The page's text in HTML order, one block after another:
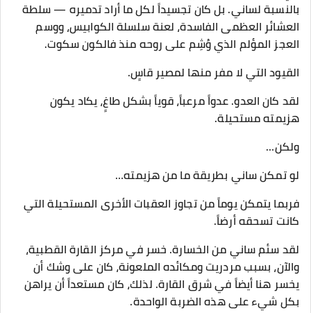
بالنسبة لساني. بل كان تجسيداً لكل ما أراد تدميره — سلطة
العشائر العظمى الفاسدة، لعنة سلسلة الكوابيس، ووسم
العجز المؤلم الذي وُشِم على روحه منذ فالكون سكوت.
القيود التي لا مفر منها لمصير قاسٍ.
لقد كان العدو. عدواً مرعباً، قوياً بشكل طاغٍ، يكاد يكون
هزيمته مستحيلة.
ولكن…
لو تمكن ساني بطريقة ما من هزيمته…
فربما يتمكن يوماً من تجاوز العقبات الأخرى المستحيلة التي
كانت تسحقه أرضاً.
لقد سئم ساني من الخسارة. خسر في مركز القارة القطبية،
والآن، بسبب مردريت ومكائده الملعونة، كان على وشك أن
يخسر هنا أيضاً في شرق القارة. لذلك، كان مستعداً أن يراهن
بكل شيء على هذه الضربة الواحدة.